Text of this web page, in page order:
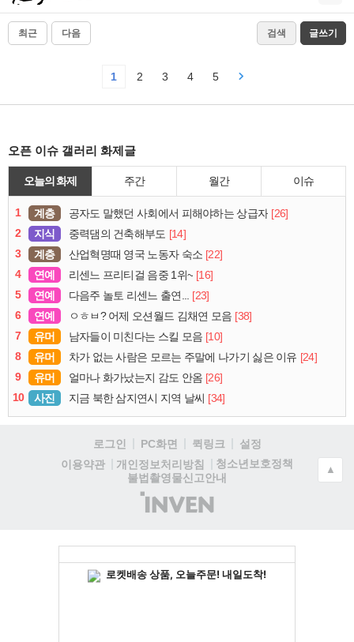
최근 다음 검색 글쓰기
1 2 3 4 5
오픈 이슈 갤러리 화제글
오늘의 화제 주간 월간 이슈
1 계층 공자도 말했던 사회에서 피해야하는 상급자 [26]
2
지식 중력댐의 건축해부도 [14]
3
계층 산업혁명때 영국 노동자 숙소 [22]
4
연예 리센느 프리티걸 음중 1위~ [16]
5
연예 다음주 놀토 리센느 출연...
[23]
6
연예 ㅇㅎㅂ? 어제 오션월드 김채연 모음 [38]
7
유머 남자들이 미친다는 스킬 모음 [10]
8
유머 차가 없는 사람은 모르는 주말에 나가기 싫은 이유 [24]
9
유머 얼마나 화가났는지 감도 안옴 [26]
10
사진 지금 북한 삼지연시 지역 날씨 [34]
로그인 PC화면 퀵링크
설정
이용약관
개인정보처리방침
청소년보호정책
불법촬영물신고안내
(주)
인
▲